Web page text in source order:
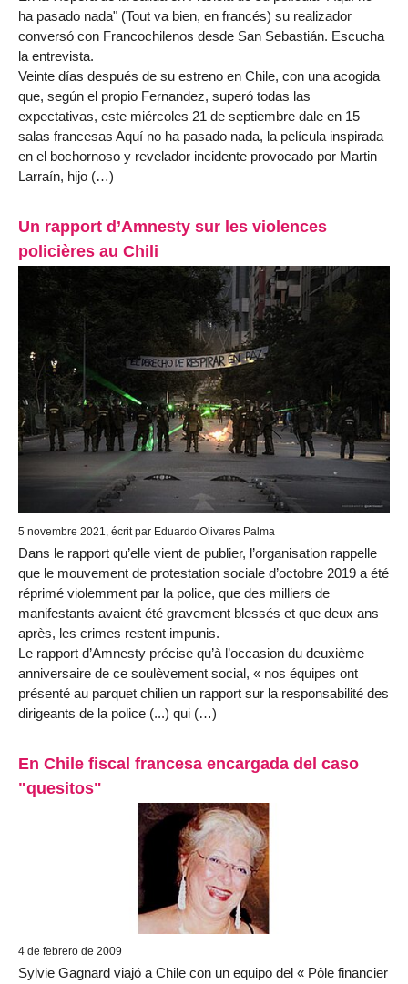
ha pasado nada" (Tout va bien, en francés) su realizador
conversó con Francochilenos desde San Sebastián. Escucha
la entrevista.
Veinte días después de su estreno en Chile, con una acogida
que, según el propio Fernandez, superó todas las
expectativas, este miércoles 21 de septiembre dale en 15
salas francesas Aquí no ha pasado nada, la película inspirada
en el bochornoso y revelador incidente provocado por Martin
Larraín, hijo (…)
Un rapport d’Amnesty sur les violences
policières au Chili
5 novembre 2021, écrit par Eduardo Olivares Palma
Dans le rapport qu’elle vient de publier, l’organisation rappelle
que le mouvement de protestation sociale d’octobre 2019 a été
réprimé violemment par la police, que des milliers de
manifestants avaient été gravement blessés et que deux ans
après, les crimes restent impunis.
Le rapport d’Amnesty précise qu’à l’occasion du deuxième
anniversaire de ce soulèvement social, « nos équipes ont
présenté au parquet chilien un rapport sur la responsabilité des
dirigeants de la police (...) qui (…)
En Chile fiscal francesa encargada del caso
"quesitos"
4 de febrero de 2009
Sylvie Gagnard viajó a Chile con un equipo del « Pôle financier